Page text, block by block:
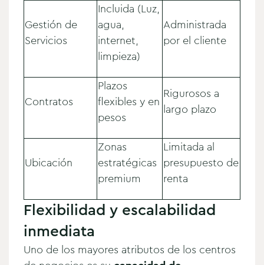
Gestión de
Servicios
Incluida (Luz,
agua,
internet,
limpieza)
Administrada
por el cliente
Contratos
Plazos
flexibles y en
pesos
Rigurosos a
largo plazo
Ubicación
Zonas
estratégicas
premium
Limitada al
presupuesto de
renta
Flexibilidad y escalabilidad
inmediata
Uno de los mayores atributos de los centros